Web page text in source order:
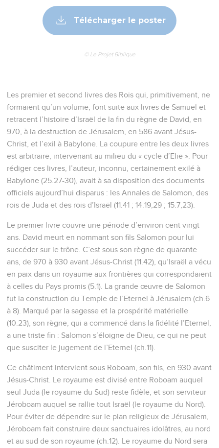
Télécharger le poster
© Le Projet Biblique
Les premier et second livres des Rois qui, primitivement, ne
formaient qu’un volume, font suite aux livres de Samuel et
retracent l’histoire d’Israël de la fin du règne de David, en
970, à la destruction de Jérusalem, en 586 avant Jésus-
Christ, et l’exil à Babylone. La coupure entre les deux livres
est arbitraire, intervenant au milieu du « cycle d’Elie ». Pour
rédiger ces livres, l’auteur, inconnu, certainement exilé à
Babylone (25.27-30), avait à sa disposition des documents
officiels aujourd’hui disparus : les Annales de Salomon, des
rois de Juda et des rois d’Israël (11.41 ; 14.19,29 ; 15.7,23).
Le premier livre couvre une période d’environ cent vingt
ans. David meurt en nommant son fils Salomon pour lui
succéder sur le trône. C’est sous son règne de quarante
ans, de 970 à 930 avant Jésus-Christ (11.42), qu’Israël a vécu
en paix dans un royaume aux frontières qui correspondaient
à celles du Pays promis (5.1). La grande œuvre de Salomon
fut la construction du Temple de l’Eternel à Jérusalem (ch.6
à 8). Marqué par la sagesse et la prospérité matérielle
(10.23), son règne, qui a commencé dans la fidélité l’Eternel,
a une triste fin : Salomon s’éloigne de Dieu, ce qui ne peut
que susciter le jugement de l’Eternel (ch.11).
Ce châtiment intervient sous Roboam, son fils, en 930 avant
Jésus-Christ. Le royaume est divisé entre Roboam auquel
seul Juda (le royaume du Sud) reste fidèle, et son serviteur
Jéroboam auquel se rallie tout Israël (le royaume du Nord).
Pour éviter de dépendre sur le plan religieux de Jérusalem,
Jéroboam fait construire deux sanctuaires idolâtres, au nord
et au sud de son royaume (ch.12). Le royaume du Nord sera